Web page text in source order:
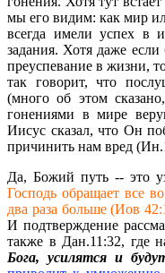
мы его видим: как мир
всегда имели успех в
задания. Хотя даже
преуспевание в жизни,
так говорит, что
(много об этом
гонениями в мире
Иисус сказал, что Он
причинить нам вред
Да, Божий путь -- это
Господь обращает все
два раза больше (Иов
И подтверждение
также в Дан.11:32, где
Бога, усилятся и